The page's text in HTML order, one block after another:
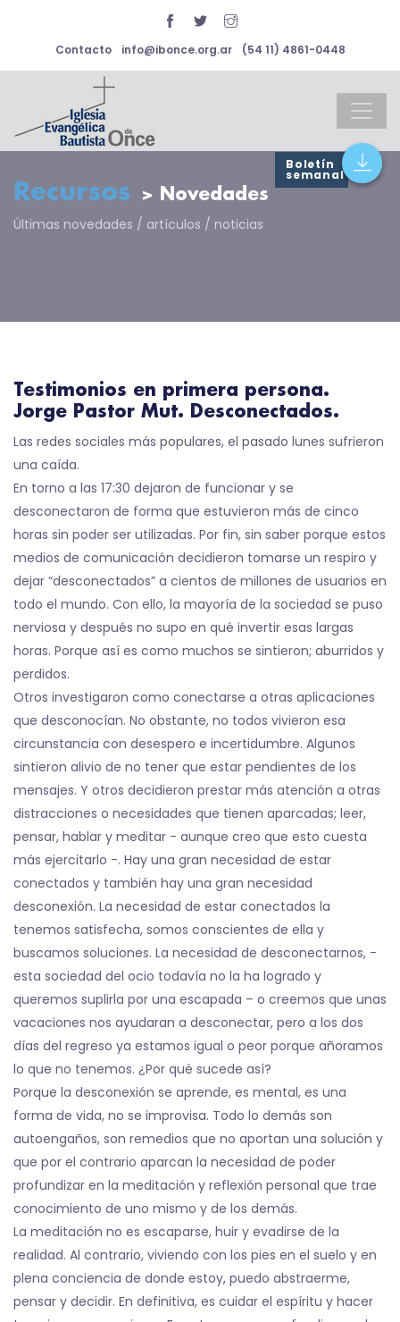
Contacto info@ibonce.org.ar (54 11) 4861-0448
Boletín
semanal
Recursos > Novedades
Últimas novedades / artículos / noticias
Testimonios en primera persona.
Jorge Pastor Mut. Desconectados.
Las redes sociales más populares, el pasado lunes sufrieron
una caída.
En torno a las 17:30 dejaron de funcionar y se
desconectaron de forma que estuvieron más de cinco
horas sin poder ser utilizadas. Por fin, sin saber porque estos
medios de comunicación decidieron tomarse un respiro y
dejar “desconectados” a cientos de millones de usuarios en
todo el mundo. Con ello, la mayoría de la sociedad se puso
nerviosa y después no supo en qué invertir esas largas
horas. Porque así es como muchos se sintieron; aburridos y
perdidos.
Otros investigaron como conectarse a otras aplicaciones
que desconocían. No obstante, no todos vivieron esa
circunstancia con desespero e incertidumbre. Algunos
sintieron alivio de no tener que estar pendientes de los
mensajes. Y otros decidieron prestar más atención a otras
distracciones o necesidades que tienen aparcadas; leer,
pensar, hablar y meditar - aunque creo que esto cuesta
más ejercitarlo -. Hay una gran necesidad de estar
conectados y también hay una gran necesidad
desconexión. La necesidad de estar conectados la
tenemos satisfecha, somos conscientes de ella y
buscamos soluciones. La necesidad de desconectarnos, -
esta sociedad del ocio todavía no la ha logrado y
queremos suplirla por una escapada – o creemos que unas
vacaciones nos ayudaran a desconectar, pero a los dos
días del regreso ya estamos igual o peor porque añoramos
lo que no tenemos. ¿Por qué sucede así?
Porque la desconexión se aprende, es mental, es una
forma de vida, no se improvisa. Todo lo demás son
autoengaños, son remedios que no aportan una solución y
que por el contrario aparcan la necesidad de poder
profundizar en la meditación y reflexión personal que trae
conocimiento de uno mismo y de los demás.
La meditación no es escaparse, huir y evadirse de la
realidad. Al contrario, viviendo con los pies en el suelo y en
plena conciencia de donde estoy, puedo abstraerme,
pensar y decidir. En definitiva, es cuidar el espíritu y hacer